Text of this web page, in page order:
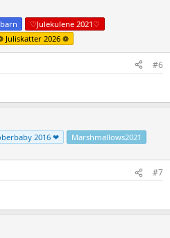
♡Julekulene 2021♡
Juliskatter 2026 ❁
#6
2016 ❤ Marshmallows2021
#7